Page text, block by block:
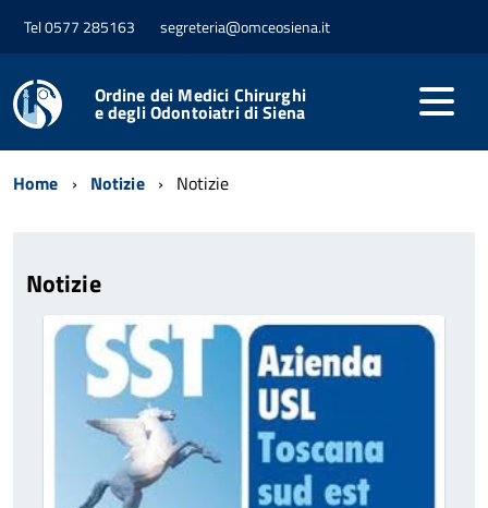
Tel 0577 285163 segreteria@omceosiena.it
Ordine dei Medici Chirurghi
e degli Odontoiatri di Siena
Home Notizie Notizie
Notizie